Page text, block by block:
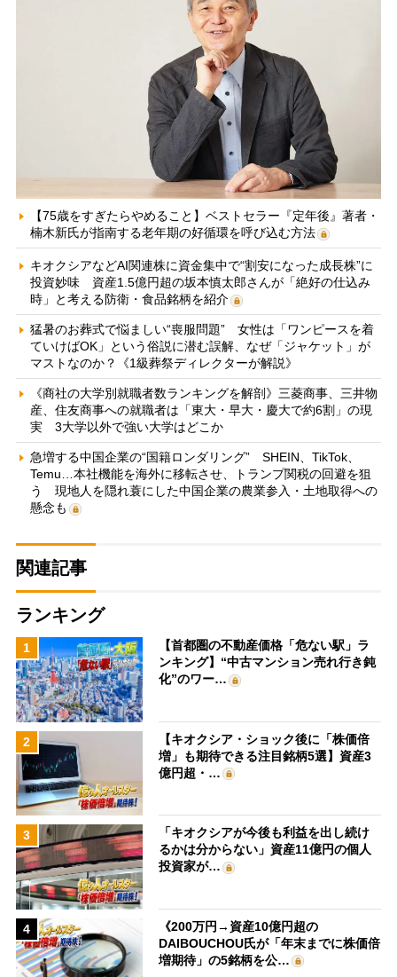
【75歳をすぎたらやめること】ベストセラー『定年後』著者・
楠木新氏が指南する老年期の好循環を呼び込む方法
キオクシアなどAI関連株に資金集中で“割安になった成長株”に
投資妙味 資産1.5億円超の坂本慎太郎さんが「絶好の仕込み
時」と考える防衛・食品銘柄を紹介
猛暑のお葬式で悩ましい“喪服問題” 女性は「ワンピースを着
ていけばOK」という俗説に潜む誤解、なぜ「ジャケット」が
マストなのか？《1級葬祭ディレクターが解説》
《商社の大学別就職者数ランキングを解剖》三菱商事、三井物
産、住友商事への就職者は「東大・早大・慶大で約6割」の現
実 3大学以外で強い大学はどこか
急増する中国企業の“国籍ロンダリング” SHEIN、TikTok、
Temu…本社機能を海外に移転させ、トランプ関税の回避を狙
う 現地人を隠れ蓑にした中国企業の農業参入・土地取得への
懸念も
関連記事
ランキング
1
【首都圏の不動産価格「危ない駅」ラ
ンキング】“中古マンション売れ行き鈍
化”のワー…
2
【キオクシア・ショック後に「株価倍
増」も期待できる注目銘柄5選】資産3
億円超・…
3
「キオクシアが今後も利益を出し続け
るかは分からない」資産11億円の個人
投資家が…
4
《200万円→資産10億円超の
DAIBOUCHOU氏が「年末までに株価倍
増期待」の5銘柄を公…